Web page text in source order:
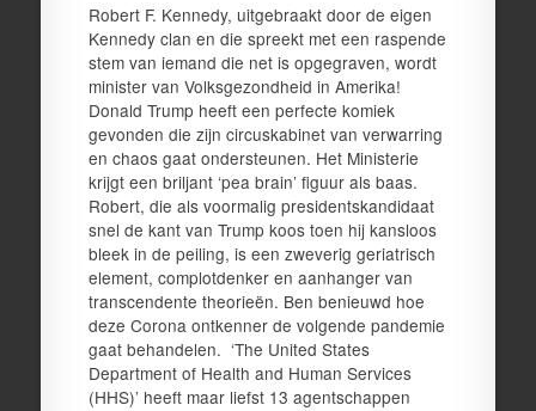
Robert F. Kennedy, uitgebraakt door de eigen
Kennedy clan en die spreekt met een raspende
stem van iemand die net is opgegraven, wordt
minister van Volksgezondheid in Amerika!
Donald Trump heeft een perfecte komiek
gevonden die zijn circuskabinet van verwarring
en chaos gaat ondersteunen. Het Ministerie
krijgt een briljant ‘pea brain’ figuur als baas.
Robert, die als voormalig presidentskandidaat
snel de kant van Trump koos toen hij kansloos
bleek in de peiling, is een zweverig geriatrisch
element, complotdenker en aanhanger van
transcendente theorieën. Ben benieuwd hoe
deze Corona ontkenner de volgende pandemie
gaat behandelen. ‘The United States
Department of Health and Human Services
(HHS)’ heeft maar liefst 13 agentschappen